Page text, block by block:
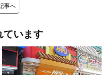
事へ
ています